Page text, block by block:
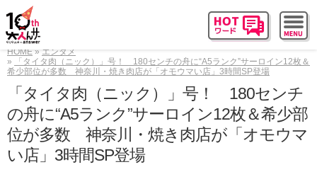
HOME
エンタメ
「タイタ肉（ニック）」号！ 180センチの舟に“A5ランク”サーロイン12枚＆
希少部位が多数 神奈川・焼き肉店が「オモウマい店」3時間SP登場
「タイタ肉（ニック）」号！ 180センチ
の舟に“A5ランク”サーロイン12枚＆希少部
位が多数 神奈川・焼き肉店が「オモウマ
い店」3時間SP登場